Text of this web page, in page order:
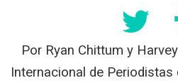
Por Ryan Chittum y
Internacional de